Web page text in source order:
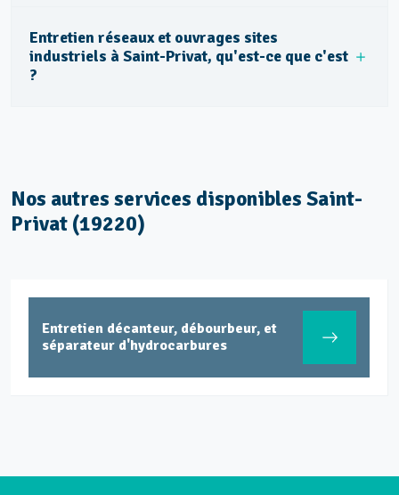
Entretien réseaux et ouvrages sites
industriels à Saint-Privat, qu'est-ce que c'est
?
Nos autres services disponibles Saint-
Privat (19220)
Entretien décanteur, débourbeur, et
séparateur d'hydrocarbures